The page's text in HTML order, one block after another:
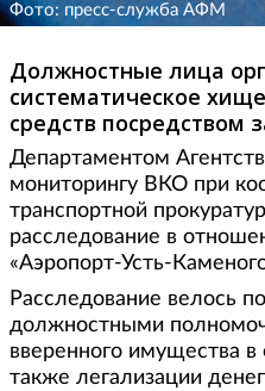
Фото: пресс-служба АФМ
Должностные лица
систематическое
средств посредством
Департаментом
мониторингу ВКО при
транспортной
расследование в
«Аэропорт-Усть-
Расследование велось
должностными
вверенного имущества
также легализации